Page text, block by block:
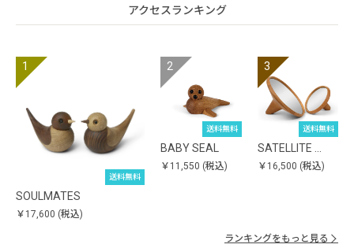
アクセスランキング
送料無料
SOULMATES
￥17,600 (税込)
送料無料
BABY SEAL
￥11,550 (税込)
送料無料
SATELLITE …
￥16,500 (税込)
ランキングをもっと見る